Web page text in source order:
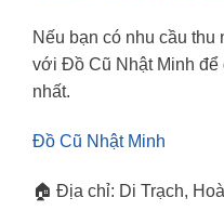
Nếu bạn có nhu cầu thu
với Đồ Cũ Nhật Minh
nhất.
Đồ Cũ Nhật Minh
🏠 Địa chỉ: Di Trạch,